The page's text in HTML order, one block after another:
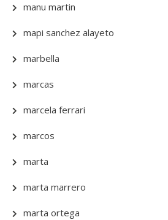
manu martin
mapi sanchez alayeto
marbella
marcas
marcela ferrari
marcos
marta
marta marrero
marta ortega